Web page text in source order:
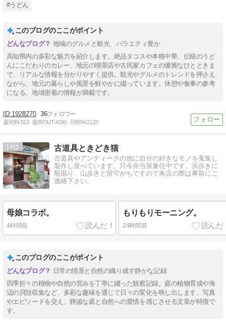
#うどん
このブログのここがポイント
地域のグルメと観光、バラエティ豊か
高知県内の多彩な魅力を紹介します。絶品タコスや本格中華、伝統のうど
んにこだわりのカレー、地元の喫茶店や古民家カフェの優雅なひとときま
で、リアルな情報を分かりやすく提供。観光やグルメのトレンドを押さえ
ながら、地元の暮らしや風景を鮮やかに綴っています。休憩や食事の参考
になる、地域密着の情報が満載です。
1928270 36
週間IN:510 週間OUT:4090 月間IN:2120
14 古道具ときどき猫
古道具やアンティークの他に自分の好きなモノを蒐集し
製作し並べています。只今弁当屋兼任中です。浜歩きに
瓶掘り、山歩きと留守がちですので来店の際は事前にご
連絡下さい。
母娘コラボ。
4時間前
もりもりモーニング。
24時間前
このブログのここがポイント
日常の情景と自然の織り成す静かな記録
四季折々の植物や自然の営みを丁寧に綴った観察記録。庭の植物育成や海
辺の貝殻収集など、多彩な趣味を通じて日々の変化を映し出します。写真
やエピソードを交え、静謐な庭と自然への愛情を感じさせる文章が特徴で
す。